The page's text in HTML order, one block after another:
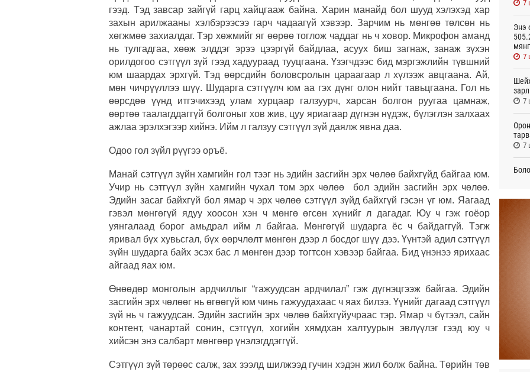
гээд. Тэд завсар зайгүй гарц хайцгааж байна. Харин манайд бол шууд хэлэхэд хар
захын арилжааны хэлбэрээсээ гарч чадаагүй хэвээр. Зарчим нь мөнгөө төлсөн нь
хөгжмөө захиалдаг. Тэр хөжмийг яг өөрөө тоглож чаддаг нь ч ховор. Микрофон аманд
нь тулгадгаа, хөөж элддэг эрээ цээргүй байдлаа, асуух биш загнаж, занаж зүхэн
орилдогоо сэтгүүл зүй гээд хадуураад тууцгаана. Үзэгчдээс бид мэргэжлийн түвшний
юм шаардах эрхгүй. Тэд өөрсдийн боловсролын цараагаар л хүлээж авцгаана. Ай,
мөн чичрүүллээ шүү. Шударга сэтгүүлч юм аа гэх дүнг олон нийт тавьцгаана. Гол нь
өөрсдөө үүнд итгэчихээд улам хурцаар галзуурч, харсан болгон руугаа цамнаж,
өөртөө таалагддаггүй болгоныг хов жив, цуу яриагаар дүгнэн нүдэж, бүлэглэн залхаах
ажлаа эрэлхэгээр хийнэ. Ийм л галзуу сэтгүүл зүй даялж явна даа.
Одоо гол зүйл рүүгээ оръё.
Манай сэтгүүл зүйн хамгийн гол тээг нь эдийн засгийн эрх чөлөө байхгүйд байгаа юм.
Учир нь сэтгүүл зүйн хамгийн чухал том эрх чөлөө бол эдийн засгийн эрх чөлөө.
Эдийн засаг байхгүй бол ямар ч эрх чөлөө сэтгүүл зүйд байхгүй гэсэн үг юм. Яагаад
гэвэл мөнгөгүй ядуу хоосон хэн ч мөнгө өгсөн хүнийг л дагадаг. Юу ч гэж гоёор
уянгалаад борог амьдрал ийм л байгаа. Мөнгөгүй шударга ёс ч байдаггүй. Тэгж
яривал бүх хувьсгал, бүх өөрчлөлт мөнгөн дээр л босдог шүү дээ. Үүнтэй адил сэтгүүл
зүйн шударга байх эсэх бас л мөнгөн дээр тогтсон хэвээр байгаа. Бид үнэнээ ярихаас
айгаад яах юм.
Өнөөдөр монголын ардчиллыг “гажуудсан ардчилал” гэж дүгнэцгээж байгаа. Эдийн
засгийн эрх чөлөөг нь өгөөгүй юм чинь гажуудахаас ч яах билээ. Үүнийг дагаад сэтгүүл
зүй нь ч гажуудсан. Эдийн засгийн эрх чөлөө байхгүйучраас тэр. Ямар ч бүтээл, сайн
контент, чанартай сонин, сэтгүүл, хогийн хямдхан халтуурын эвлүүлэг гээд юу ч
хийсэн энэ салбарт мөнгөөр үнэлэгддэггүй.
Сэтгүүл зүй төрөөс салж, зах зээлд шилжээд гучин хэдэн жил болж байна. Төрийн төв
7
Энэ
7
7
7
7